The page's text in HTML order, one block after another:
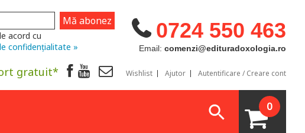
0724 550 463
Email: comenzi@edituradoxologia.ro
acord cu
confidențialitate »
gratuit* Wishlist Ajutor Autentificare / Creare cont
0